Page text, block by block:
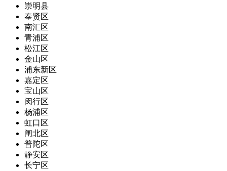
崇明县
奉贤区
南汇区
青浦区
松江区
金山区
浦东新区
嘉定区
宝山区
闵行区
杨浦区
虹口区
闸北区
普陀区
静安区
长宁区